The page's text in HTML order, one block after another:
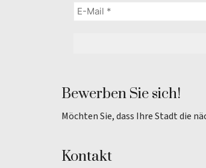
Bewerben Sie sich!
Möchten Sie, dass Ihre Stadt die
Kontakt